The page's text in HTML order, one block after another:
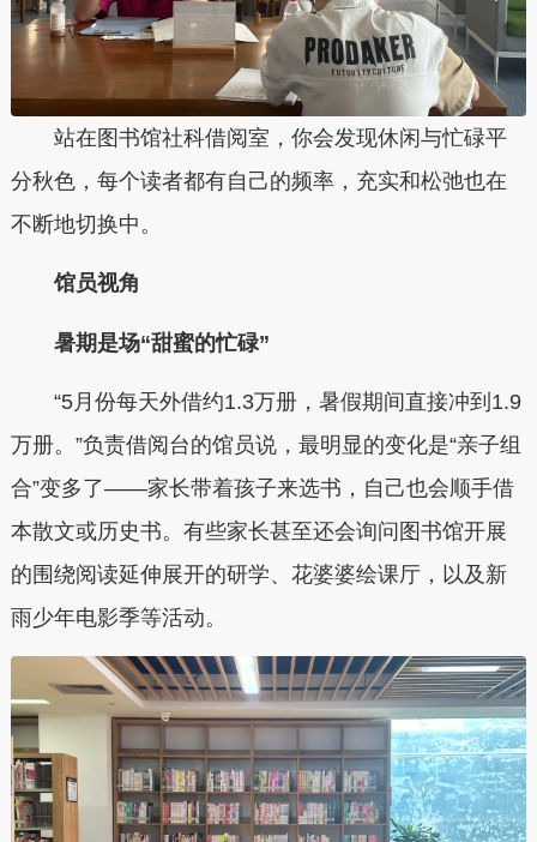
站在图书馆社科借阅室，你会发现休闲与忙碌平
分秋色，每个读者都有自己的频率，充实和松弛也在
不断地切换中。
馆员视角
暑期是场“甜蜜的忙碌”
“5月份每天外借约1.3万册，暑假期间直接冲到1.9
万册。”负责借阅台的馆员说，最明显的变化是“亲子组
合”变多了——家长带着孩子来选书，自己也会顺手借
本散文或历史书。有些家长甚至还会询问图书馆开展
的围绕阅读延伸展开的研学、花婆婆绘课厅，以及新
雨少年电影季等活动。